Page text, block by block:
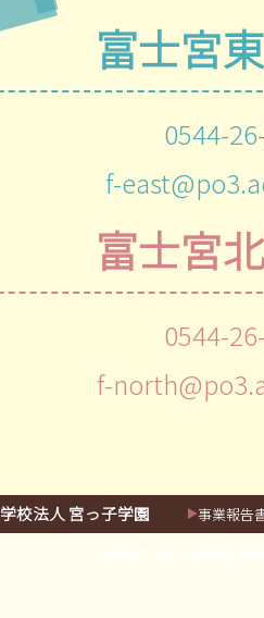
富士宮
0544-
f-
富士宮
0544-
f-
学校法人 宮っ子学園 事業報告